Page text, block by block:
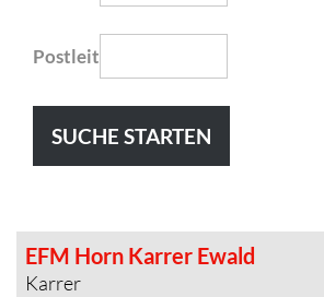
Postleitzahl:
EFM Horn Karrer Ewald
Karrer